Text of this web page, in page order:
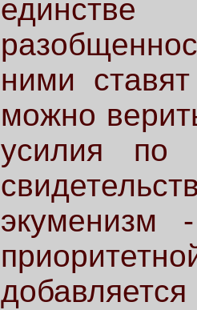
ними
можно
усилия по
экуменизм